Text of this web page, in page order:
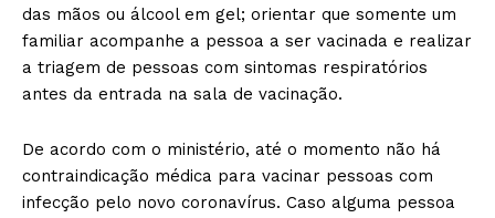
das mãos ou álcool em gel; orientar que somente um
familiar acompanhe a pessoa a ser vacinada e realizar
a triagem de pessoas com sintomas respiratórios
antes da entrada na sala de vacinação.
De acordo com o ministério, até o momento não há
contraindicação médica para vacinar pessoas com
infecção pelo novo coronavírus. Caso alguma pessoa